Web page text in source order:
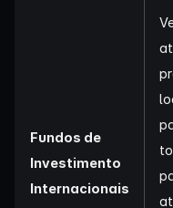
Fundos de
Investimento
Internacionais